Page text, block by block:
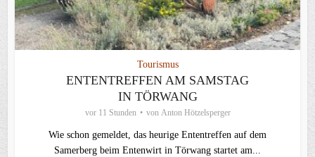
Tourismus
ENTENTREFFEN AM SAMSTAG
IN TÖRWANG
vor 11 Stunden von Anton Hötzelsperger
Wie schon gemeldet, das heurige Ententreffen auf dem
Samerberg beim Entenwirt in Törwang startet am...